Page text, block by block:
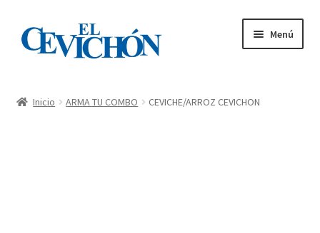
Menú
Inicio ARMA TU COMBO CEVICHE/ARROZ CEVICHON